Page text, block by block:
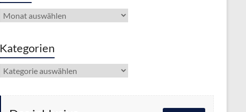
Archiv
Kategorien
Kategorien